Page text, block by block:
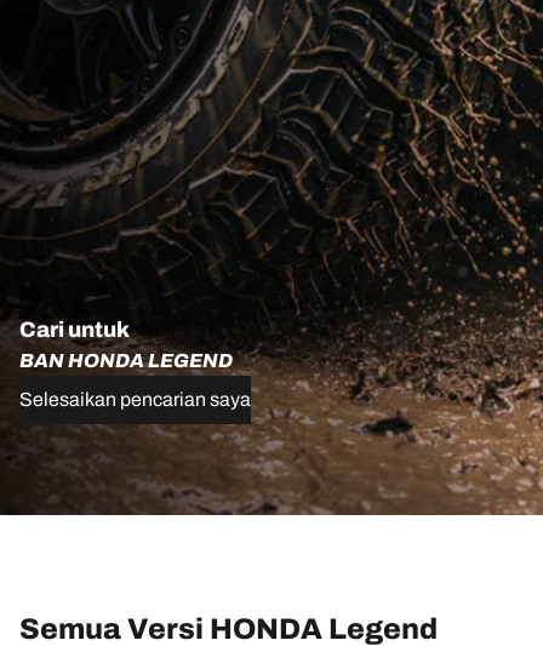
Cari untuk
BAN HONDA LEGEND
Selesaikan pencarian saya
Semua Versi HONDA Legend